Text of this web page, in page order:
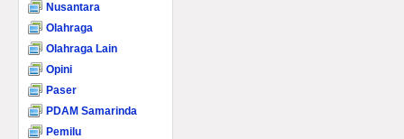
Nusantara
Olahraga
Olahraga Lain
Opini
Paser
PDAM Samarinda
Pemilu